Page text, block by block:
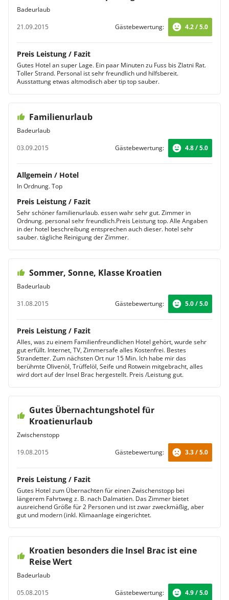
Badeurlaub
21.09.2015
Gästebewertung: 4.2 / 5.0
Preis Leistung / Fazit
Gutes Hotel an super Lage. Ein paar Minuten zu Fuss bis Zlatni Rat.
Toller Strand. Personal ist sehr freundlich und hilfsbereit.
Ausstattung etwas altmodisch aber tip top sauber.
Familienurlaub
Badeurlaub
03.09.2015
Gästebewertung: 4.8 / 5.0
Allgemein / Hotel
In Ordnung. Top
Preis Leistung / Fazit
Sehr schöner familienurlaub. essen wahr sehr gut. Zimmer in
Ordnung. personal sehr freundlich.Preis Leistung top. Alle Angaben
in der hotel beschreibung entsprechen auch dieser. hotel sehr
sauber. tägliche Reinigung der Zimmer.
Sommer, Sonne, Klasse Kroatien
Badeurlaub
31.08.2015
Gästebewertung: 5.0 / 5.0
Preis Leistung / Fazit
Alles, was zu einem Familienfreundlichen Hotel gehört, wurde sehr
gut erfüllt. Internet, TV, Zimmersafe alles Kostenfrei. Bestes
Strandetter. Zum nächsten Ort nur 15 Min. Ich habe mir das
berühmte Olivenöl, Trüffelöl, Seife und Rotwein mitgebracht, alles
wird dort auf der Insel Brac hergestellt. Preis /Leistung gut.
Gutes Übernachtungshotel für
Kroatienurlaub
Zwischenstopp
19.08.2015
Gästebewertung: 3.3 / 5.0
Preis Leistung / Fazit
Gutes Hotel zum Übernachten für einen Zwischenstopp bei
längerem Fahrtweg z. B. nach Dalmatien. Das Zimmer bietet
ausreichend Größe für 2 Personen und ist zwar zweckmäßig, aber
gut und modern (inkl. Klimaanlage eingerichtet.
Kroatien besonders die Insel Brac ist eine
Reise Wert
Badeurlaub
05.08.2015
Gästebewertung: 4.9 / 5.0